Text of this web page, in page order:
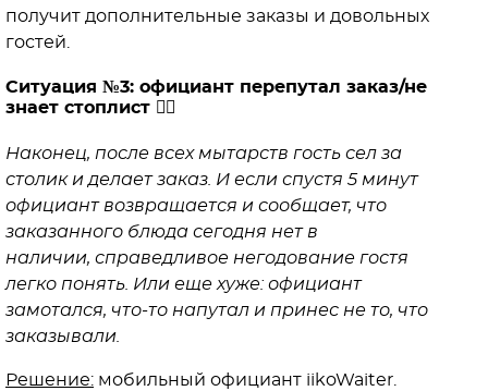
получит дополнительные заказы и довольных
гостей.
Ситуация №3: официант перепутал заказ/не
знает стоплист 🤦‍♀️
Наконец, после всех мытарств гость сел за
столик и делает заказ. И если спустя 5 минут
официант возвращается и сообщает, что
заказанного блюда сегодня нет в
наличии, справедливое негодование гостя
легко понять. Или еще хуже: официант
замотался, что-то напутал и принес не то, что
заказывали.
Решение: мобильный официант iikoWaiter.